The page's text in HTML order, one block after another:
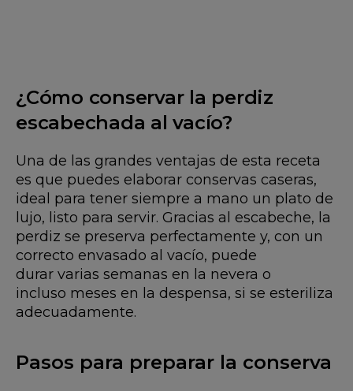
¿Cómo conservar la perdiz
escabechada al vacío?
Una de las grandes ventajas de esta receta
es que puedes elaborar conservas caseras,
ideal para tener siempre a mano un plato de
lujo, listo para servir. Gracias al escabeche, la
perdiz se preserva perfectamente y, con un
correcto envasado al vacío, puede
durar varias semanas en la nevera o
incluso meses en la despensa, si se esteriliza
adecuadamente.
Pasos para preparar la conserva